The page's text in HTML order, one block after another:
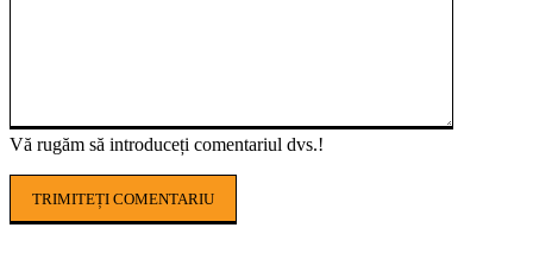
Vă rugăm să introduceți comentariul dvs.!